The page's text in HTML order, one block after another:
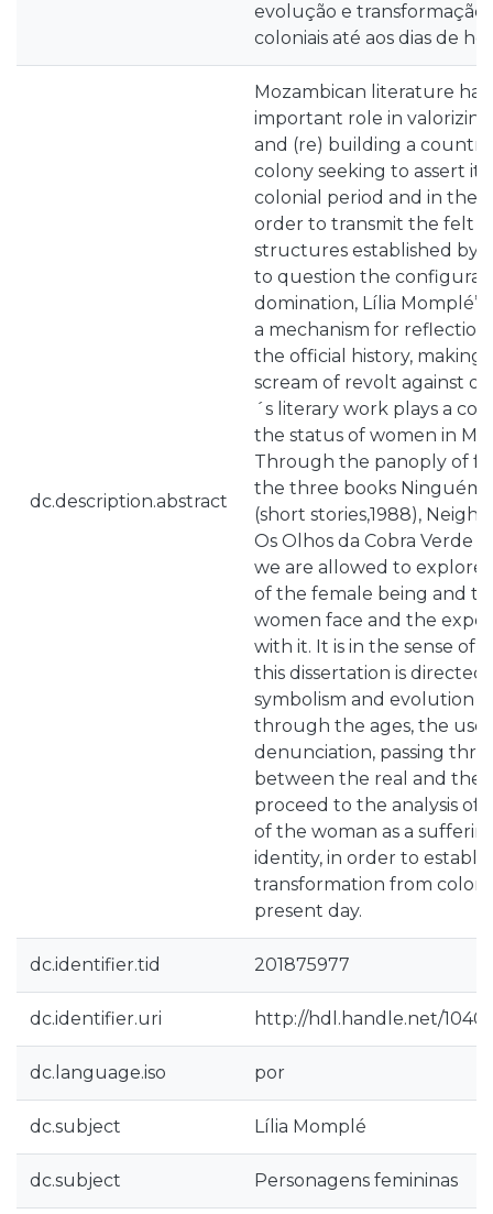
evolução e transformação
coloniais até aos dias de
dc.description.abstract
Mozambican literature
important role in
and (re) building a
colony seeking to assert
colonial period and in the
order to transmit the felt
structures established by
to question the
domination, Lília
a mechanism for reflection
the official history, making
scream of revolt against
´s literary work plays a
the status of women in
Through the panoply of
the three books Ninguém
(short stories,1988),
Os Olhos da Cobra Verde
we are allowed to explore
of the female being and
women face and the
with it. It is in the sense of
this dissertation is
symbolism and evolution
through the ages, the use
denunciation, passing
between the real and the
proceed to the analysis of
of the woman as a
identity, in order to
transformation from
present day.
dc.identifier.tid 201875977
dc.identifier.uri http://hdl.handle.net/
dc.language.iso por
dc.subject Lília Momplé
dc.subject Personagens femininas